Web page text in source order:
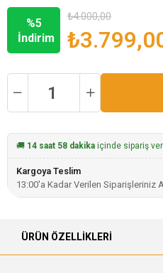
%5
İndirim
₺4.000,00
🚚 14 saat 58 dakika içinde sipariş
Kargoya Teslim
13:00'a Kadar Verilen Siparişleriniz
ÜRÜN ÖZELLIKLERI